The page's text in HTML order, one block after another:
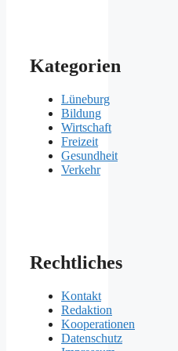
Kategorien
Lüneburg
Bildung
Wirtschaft
Freizeit
Gesundheit
Verkehr
Rechtliches
Kontakt
Redaktion
Kooperationen
Datenschutz